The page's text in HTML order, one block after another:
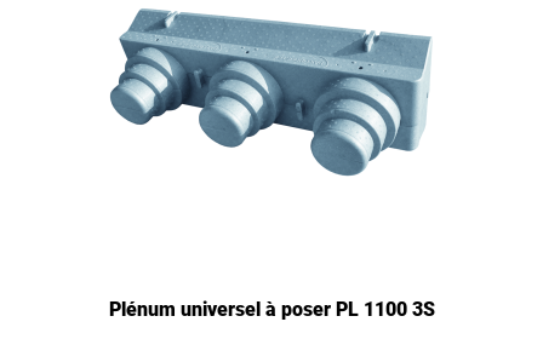
Plénum universel à poser PL 1100 3S